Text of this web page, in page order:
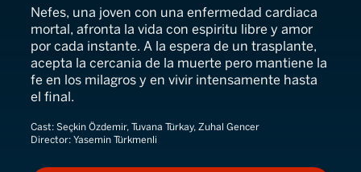
Nefes, una joven con una enfermedad cardiaca
mortal, afronta la vida con espiritu libre y amor
por cada instante. A la espera de un trasplante,
acepta la cercania de la muerte pero mantiene la
fe en los milagros y en vivir intensamente hasta
el final.
Cast: Seçkin Özdemir, Tuvana Türkay, Zuhal Gencer
Director: Yasemin Türkmenli